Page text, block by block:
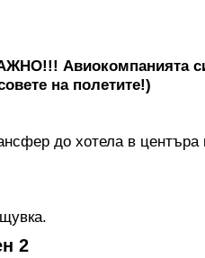
Авиокомпанията
на полетите!)
до хотела в центъра
2